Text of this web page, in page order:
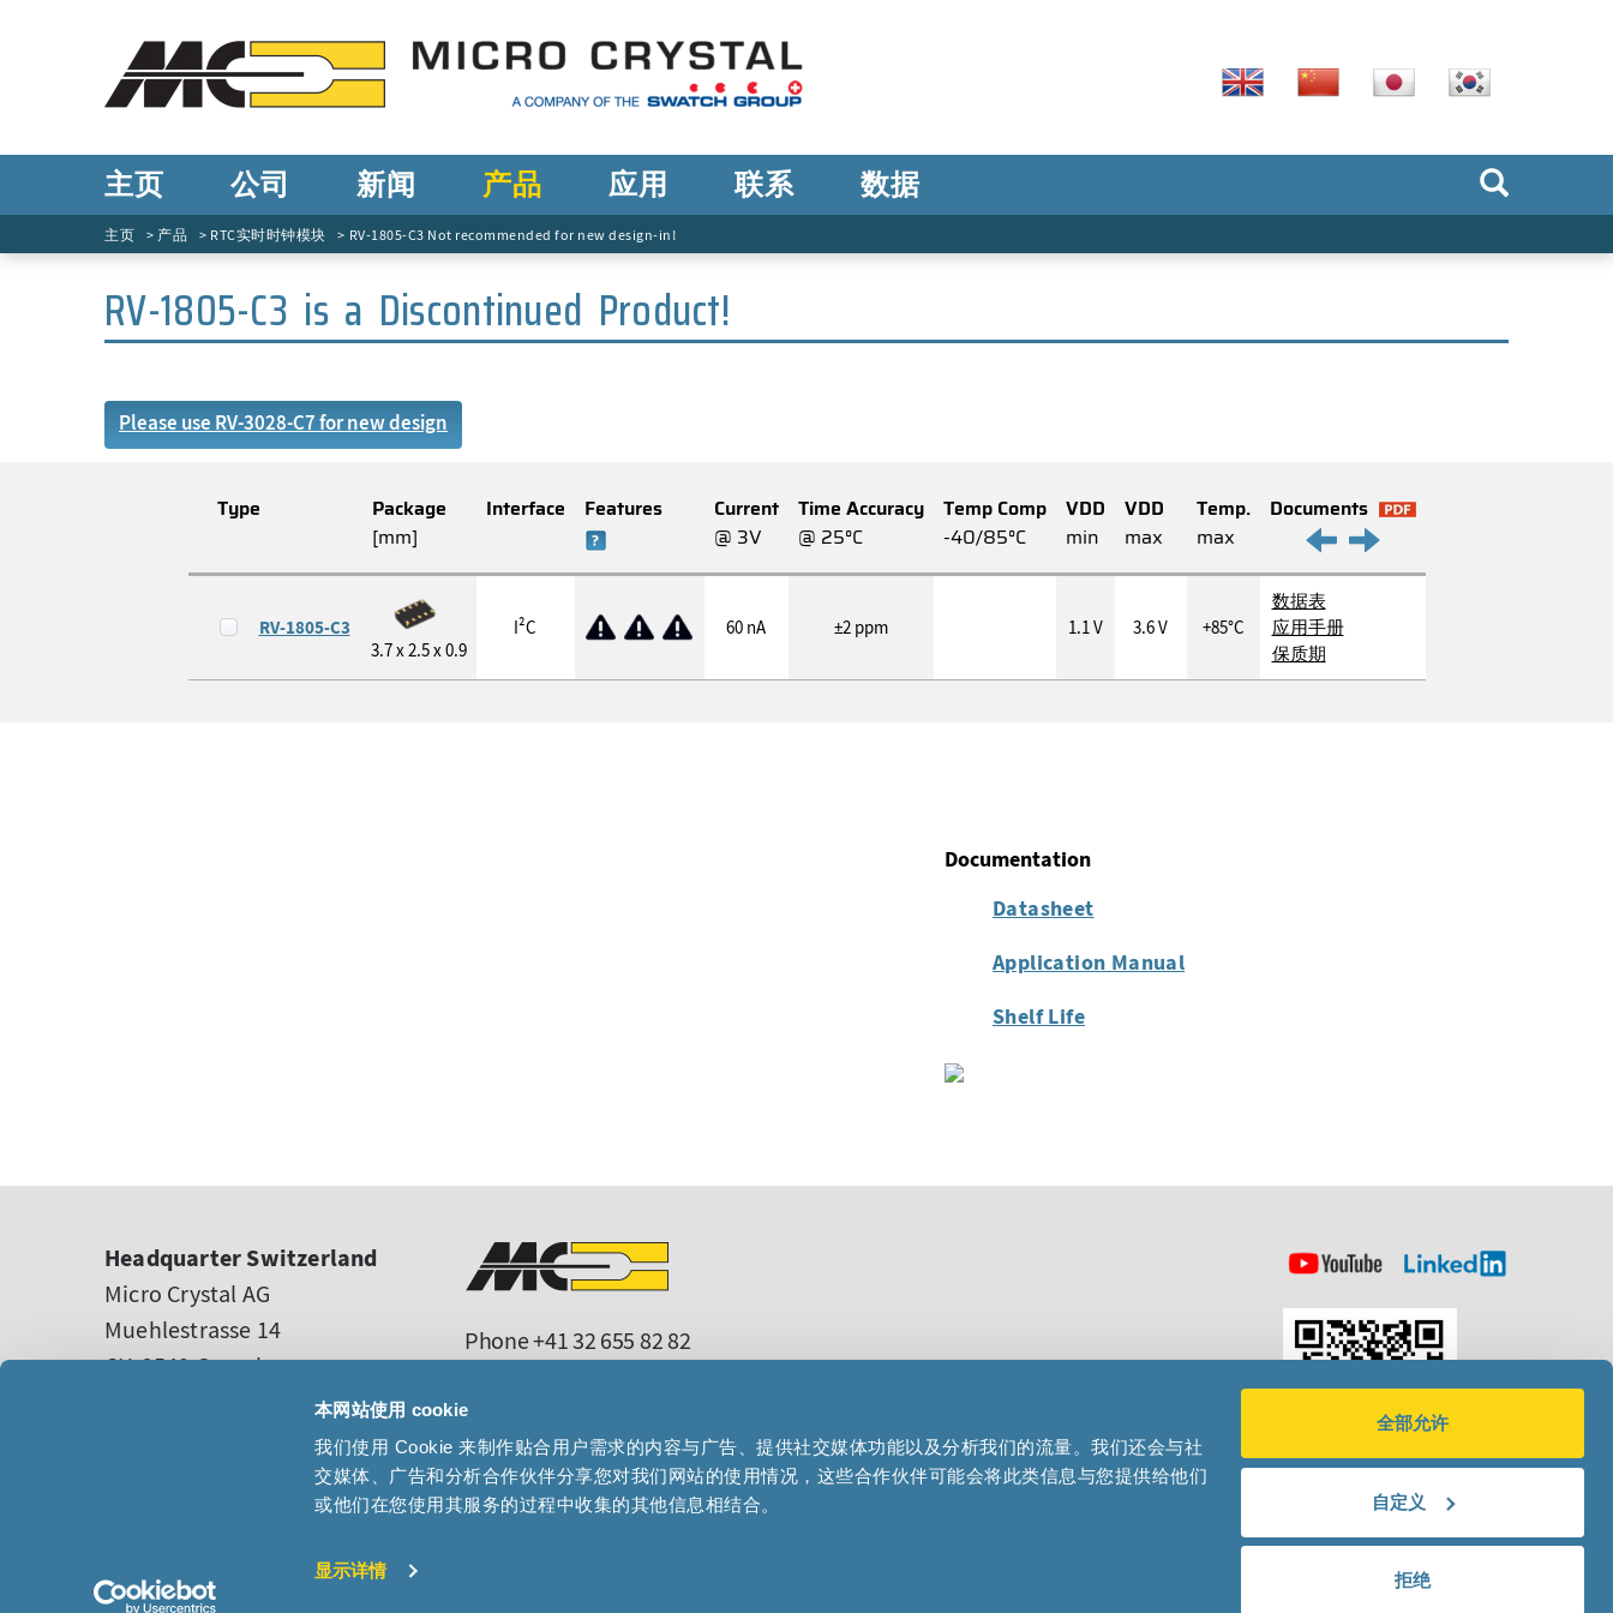
本网站使用 cookie
我们使用 Cookie 来制作贴合用户需求的内容与广告、提供社交媒体功能以及分析我们的流量。我们还会与社
交媒体、广告和分析合作伙伴分享您对我们网站的使用情况，这些合作伙伴可能会将此类信息与您提供给他们
或他们在您使用其服务的过程中收集的其他信息相结合。
显示详情
全部允许
自定义
拒绝
主页 公司 新闻 产品 应用 联系 数据
主页 产品 RTC实时时钟模块 RV-1805-C3 Not recommended for new design-in!
RV-1805-C3 is a Discontinued Product!
Please use RV-3028-C7 for new design
Type
Package
[mm]
Interface Features
Current
@ 3V
Time Accuracy
@ 25°C
Temp Comp
-40/85°C
VDD
min
VDD
max
Temp.
max
Documents
RV-1805-C3
3.7 x 2.5 x 0.9
I²C 60 nA ±2 ppm 1.1 V 3.6 V +85°C
数据表
应用手册
保质期
Documentation
Datasheet
Application Manual
Shelf Life
Headquarter Switzerland
Micro Crystal AG
Muehlestrasse 14
CH-2540 Grenchen
Phone +41 32 655 82 82
tech-support